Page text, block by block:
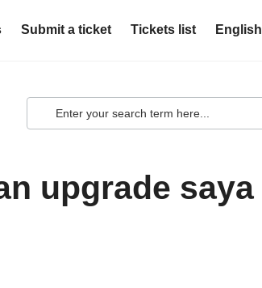
Submit a ticket Tickets list English
upgrade saya